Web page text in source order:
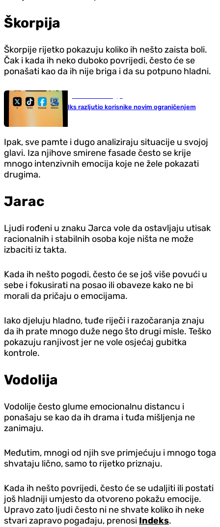
Škorpija
Škorpije rijetko pokazuju koliko ih nešto zaista boli.
Čak i kada ih neko duboko povrijedi, često će se
ponašati kao da ih nije briga i da su potpuno hladni.
Iks razljutio korisnike novim ograničenjem
Ipak, sve pamte i dugo analiziraju situacije u svojoj
glavi. Iza njihove smirene fasade često se krije
mnogo intenzivnih emocija koje ne žele pokazati
drugima.
Jarac
Ljudi rođeni u znaku Jarca vole da ostavljaju utisak
racionalnih i stabilnih osoba koje ništa ne može
izbaciti iz takta.
Kada ih nešto pogodi, često će se još više povući u
sebe i fokusirati na posao ili obaveze kako ne bi
morali da pričaju o emocijama.
Iako d‌jeluju hladno, tuđe riječi i razočaranja znaju
da ih prate mnogo duže nego što drugi misle. Teško
pokazuju ranjivost jer ne vole osjećaj gubitka
kontrole.
Vodolija
Vodolije često glume emocionalnu distancu i
ponašaju se kao da ih drama i tuđa mišljenja ne
zanimaju.
Međutim, mnogi od njih sve primjećuju i mnogo toga
shvataju lično, samo to rijetko priznaju.
Kada ih nešto povrijedi, često će se udaljiti ili postati
još hladniji umjesto da otvoreno pokažu emocije.
Upravo zato ljudi često ni ne shvate koliko ih neke
stvari zapravo pogađaju, prenosi Indeks.